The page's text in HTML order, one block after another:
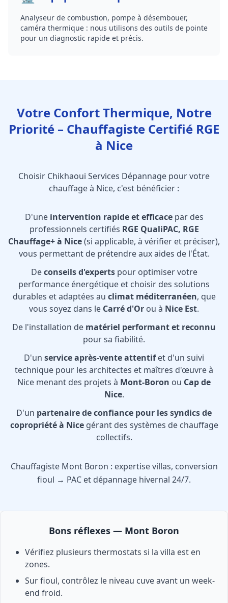
Analyseur de combustion, pompe à désembouer,
caméra thermique : nous utilisons des outils de pointe
pour un diagnostic rapide et précis.
Votre Confort Thermique, Notre
Priorité – Chauffagiste Certifié RGE
à Nice
Choisir Chikhaoui Services Dépannage pour votre
chauffage à Nice, c'est bénéficier :
D'une intervention rapide et efficacepar des
professionnels certifiés RGE QualiPAC, RGE
Chauffage+ à Nice(si applicable, à vérifier et préciser),
vous permettant de prétendre aux aides de l'État.
Deconseils d'expertspour optimiser votre
performance énergétique et choisir des solutions
durables et adaptées au climat méditerranéen, que
vous soyez dans le Carré d'Or ou à Nice Est.
De l'installation de matériel performant et reconnu
pour sa fiabilité.
D'un service après-vente attentifet d'un suivi
technique pour les architectes et maîtres d'œuvre à
Nice menant des projets à Mont-Boron ou Cap de
Nice.
D'un partenaire de confiance pour les syndics de
copropriété à Nicegérant des systèmes de chauffage
collectifs.
Chauffagiste Mont Boron : expertise villas, conversion
fioul → PAC et dépannage hivernal 24/7.
Bons réflexes — Mont Boron
Vérifiez plusieurs thermostats si la villa est en
zones.
Sur fioul, contrôlez le niveau cuve avant un week-
end froid.